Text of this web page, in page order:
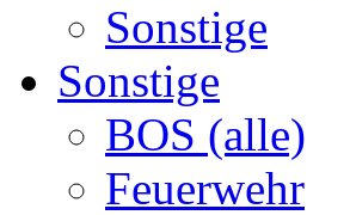
Sonstige
Sonstige
BOS (alle)
Feuerwehr